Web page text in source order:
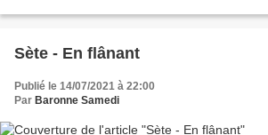
Sète - En flânant
Publié le 14/07/2021 à 22:00
Par Baronne Samedi